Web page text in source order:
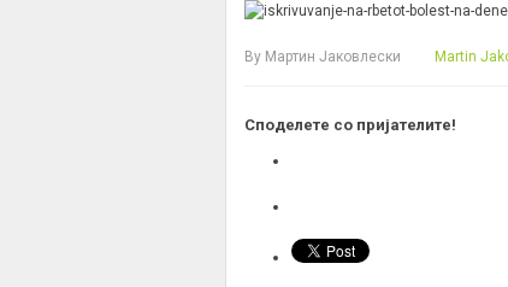
By Мартин Јаковлески Martin
Споделете со пријателите!